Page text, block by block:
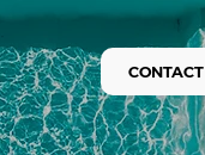
CONTACT